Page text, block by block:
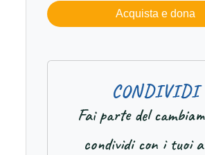
Acquista e dona
CONDIVIDI
Fai parte del
condividi con i tuoi